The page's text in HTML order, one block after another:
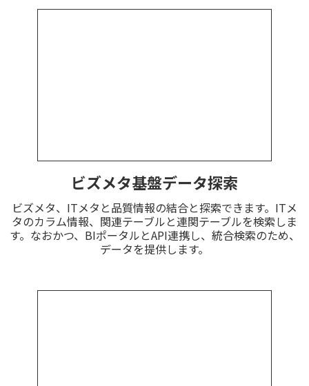
ビズメタ基盤データ探索
ビズメタ、ITメタと品質情報の結合と探索できます。ITメ
タのカラム情報、関連テーブルと連関テーブルを検索しま
す。なおかつ、BIポータルとAPI連携し、統合検索のため、
データを提供します。